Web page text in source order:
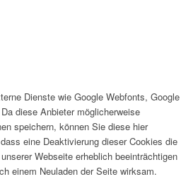
Dienste wie Google Webfonts, Google
diese Anbieter möglicherweise
speichern, können Sie diese hier
eine Deaktivierung dieser Cookies die
Webseite erheblich beeinträchtigen
einem Neuladen der Seite wirksam.